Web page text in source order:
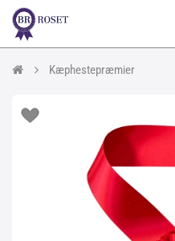
Kæphestepræmier